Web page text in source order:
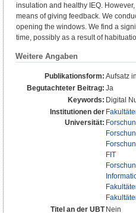
insulation and healthy IEQ.
means of giving feedback. We
opening the windows. We find a
time, possibly as a result of
Weitere Angaben
Publikationsform: Aufsatz
Begutachteter Beitrag: Ja
Keywords: Digital
Institutionen der
Universität:
FIT
Titel an der UBT Nein